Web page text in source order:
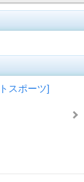
スポーツ]